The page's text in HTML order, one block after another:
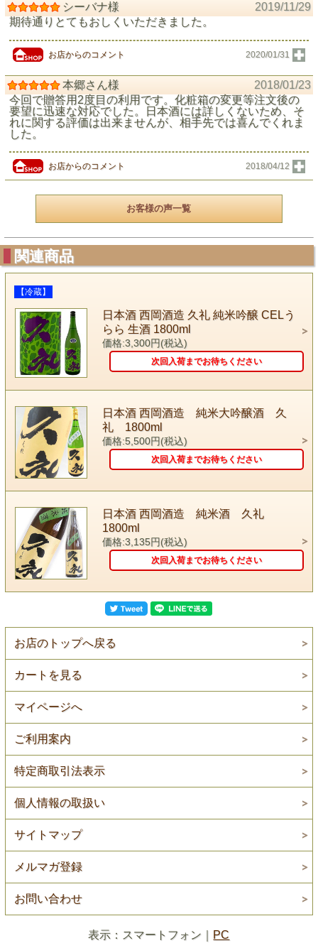
シーバナ様
2019/11/29
期待通りとてもおしくいただきました。
お店からのコメント 2020/01/31
本郷さん様
2018/01/23
今回で贈答用2度目の利用です。化粧箱の変更等注文後の
要望に迅速な対応でした。日本酒には詳しくないため、そ
れに関する評価は出来ませんが、相手先では喜んでくれま
した。
お店からのコメント 2018/04/12
お客様の声一覧
関連商品
【冷蔵】
日本酒 西岡酒造 久礼 純米吟醸 CELう
らら 生酒 1800ml
価格:3,300円(税込)
次回入荷までお待ちください
日本酒 西岡酒造 純米大吟醸酒 久
礼 1800ml
価格:5,500円(税込)
次回入荷までお待ちください
日本酒 西岡酒造 純米酒 久礼
1800ml
価格:3,135円(税込)
次回入荷までお待ちください
お店のトップへ戻る
カートを見る
マイページへ
ご利用案内
特定商取引法表示
個人情報の取扱い
サイトマップ
メルマガ登録
お問い合わせ
表示：スマートフォン｜ PC